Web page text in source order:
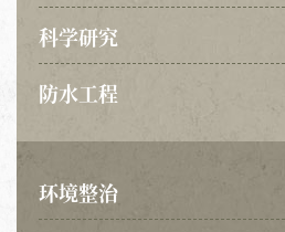
科学研究
防水工程
环境整治